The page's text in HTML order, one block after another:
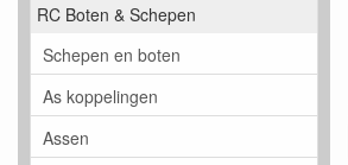
RC Boten & Schepen
Schepen en boten
As koppelingen
Assen